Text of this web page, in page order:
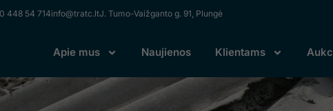
448 54 714info@tratc.ltJ. Tumo-Vaižganto g. 91, Plungė
Apie mus Naujienos Klientams
consectetur adipiscing elit. Ut elit tellus, luctus nec